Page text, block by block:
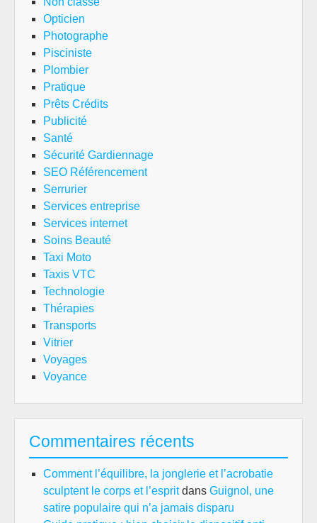
Opticien
Photographe
Pisciniste
Plombier
Pratique
Prêts Crédits
Publicité
Santé
Sécurité Gardiennage
SEO Référencement
Serrurier
Services entreprise
Services internet
Soins Beauté
Taxi Moto
Taxis VTC
Technologie
Thérapies
Transports
Vitrier
Voyages
Voyance
Commentaires récents
Comment l’équilibre, la jonglerie et l’acrobatie
sculptent le corps et l’espritdans Guignol, une
satire populaire qui n’a jamais disparu